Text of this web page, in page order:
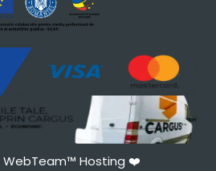
Hosting ❤️